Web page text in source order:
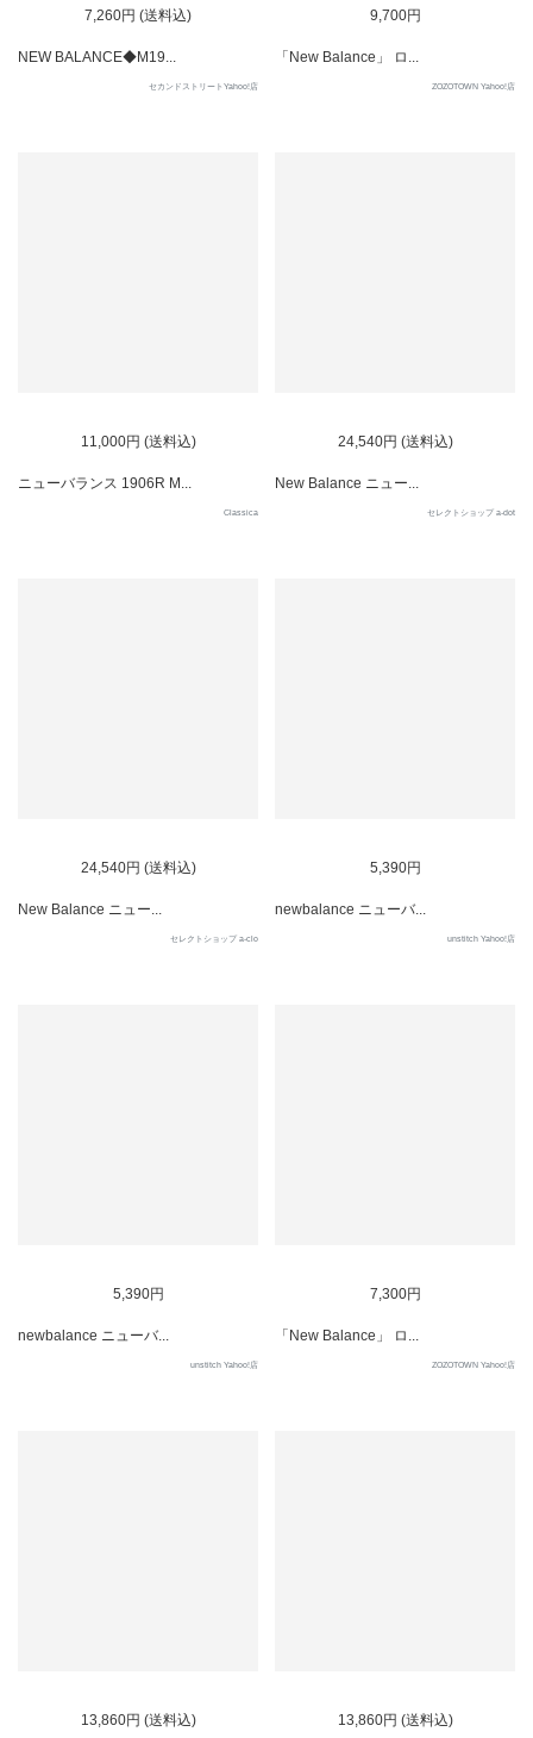
7,260円 (送料込)
NEW BALANCE◆M19...
セカンドストリートYahoo!店
9,700円
「New Balance」 ロ...
ZOZOTOWN Yahoo!店
11,000円 (送料込)
ニューバランス 1906R M...
Classica
24,540円 (送料込)
New Balance ニュー...
セレクトショップ a-dot
24,540円 (送料込)
New Balance ニュー...
セレクトショップ a-clo
5,390円
newbalance ニューバ...
unstitch Yahoo!店
5,390円
newbalance ニューバ...
unstitch Yahoo!店
7,300円
「New Balance」 ロ...
ZOZOTOWN Yahoo!店
13,860円 (送料込) 13,860円 (送料込)